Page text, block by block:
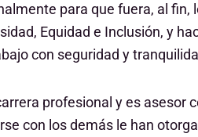
para que fuera, al fin,
Equidad e Inclusión, y
con seguridad y
profesional y es asesor
con los demás le han